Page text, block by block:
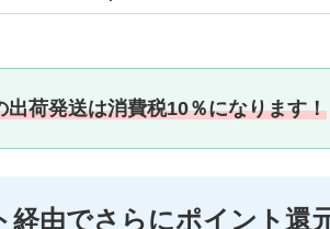
出荷発送は消費税10％になります！
経由でさらにポイント還